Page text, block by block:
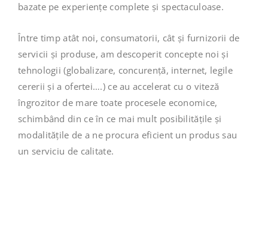
bazate pe experiențe complete și spectaculoase.
Între timp atât noi, consumatorii, cât și furnizorii de
servicii și produse, am descoperit concepte noi și
tehnologii (globalizare, concurență, internet, legile
cererii și a ofertei….) ce au accelerat cu o viteză
îngrozitor de mare toate procesele economice,
schimbând din ce în ce mai mult posibilitățile și
modalitățile de a ne procura eficient un produs sau
un serviciu de calitate.